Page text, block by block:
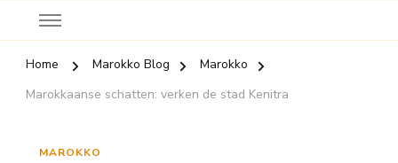
Home Marokko Blog
Marokko
Marokkaanse schatten: verken de stad Kenitra
MAROKKO